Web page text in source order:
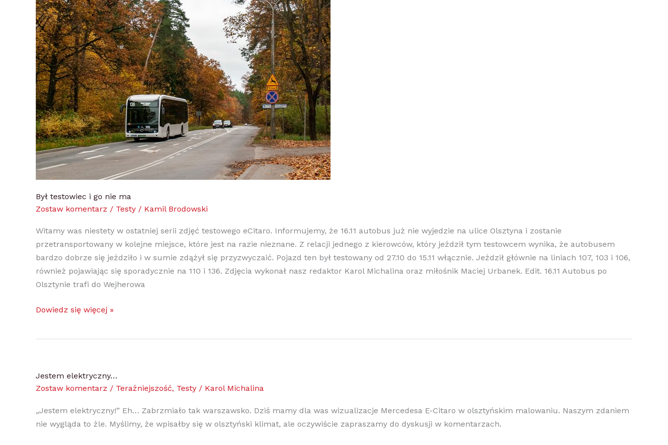
Był testowiec i go nie ma
Zostaw komentarz / Testy / Kamil Brodowski
Witamy was niestety w ostatniej serii zdjęć testowego eCitaro. Informujemy, że 16.11 autobus już nie wyjedzie na ulice Olsztyna i zostanie
przetransportowany w kolejne miejsce, które jest na razie nieznane. Z relacji jednego z kierowców, który jeździł tym testowcem wynika, że autobusem
bardzo dobrze się jeździło i w sumie zdążył się przyzwyczaić. Pojazd ten był testowany od 27.10 do 15.11 włącznie. Jeździł głównie na liniach 107, 103 i 106,
również pojawiając się sporadycznie na 110 i 136. Zdjęcia wykonał nasz redaktor Karol Michalina oraz miłośnik Maciej Urbanek. Edit. 16.11 Autobus po
Olsztynie trafi do Wejherowa
testowiec
i
go
nie
ma
Dowiedz się więcej »
Jestem elektryczny…
Zostaw komentarz / Teraźniejszość, Testy / Karol Michalina
„Jestem elektryczny!” Eh… Zabrzmiało tak warszawsko. Dziś mamy dla was wizualizacje Mercedesa E-Citaro w olsztyńskim malowaniu. Naszym zdaniem
nie wygląda to źle. Myślimy, że wpisałby się w olsztyński klimat, ale oczywiście zapraszamy do dyskusji w komentarzach.
elektryczny…